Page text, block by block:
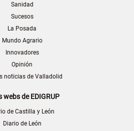
Sanidad
Sucesos
La Posada
Mundo Agrario
Innovadores
Opinión
noticias de Valladolid
webs de EDIGRUP
de Castilla y León
Diario de León